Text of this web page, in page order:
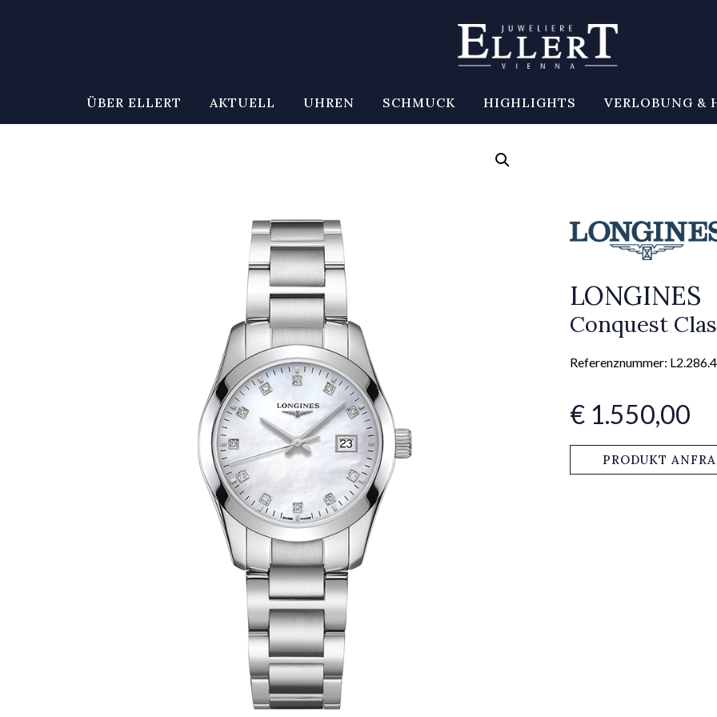
ÜBER ELLERT AKTUELL UHREN SCHMUCK HIGHLIGHTS VERLOBUNG &
LONGINES
Conquest
Referenznummer:
€ 1.550,00
PRODUKT